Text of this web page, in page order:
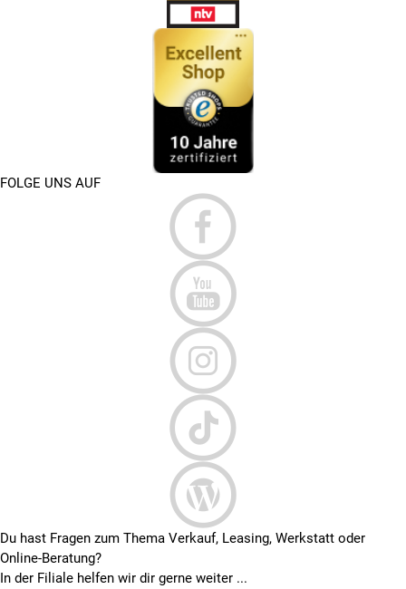
FOLGE UNS AUF
Du hast Fragen zum Thema Verkauf, Leasing, Werkstatt oder
Online-Beratung?
In der Filiale helfen wir dir gerne weiter ...